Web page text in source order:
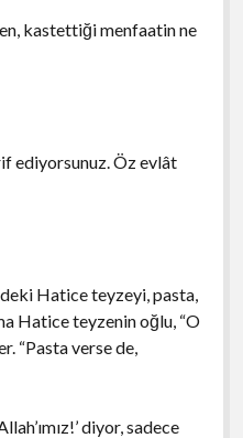
kastettiği menfaatin ne
ediyorsunuz. Öz evlât
Hatice teyzeyi, pasta,
Hatice teyzenin oğlu, “O
“Pasta verse de,
diyor, sadece